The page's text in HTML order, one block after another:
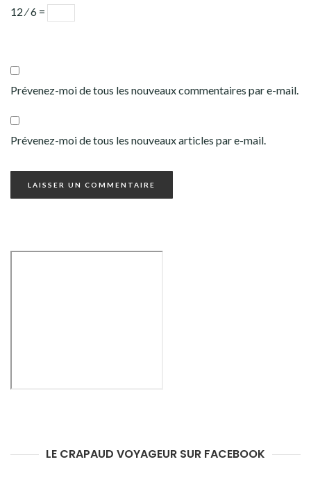
12 ⁄ 6 =
Prévenez-moi de tous les nouveaux commentaires par e-mail.
Prévenez-moi de tous les nouveaux articles par e-mail.
LE CRAPAUD VOYAGEUR SUR FACEBOOK